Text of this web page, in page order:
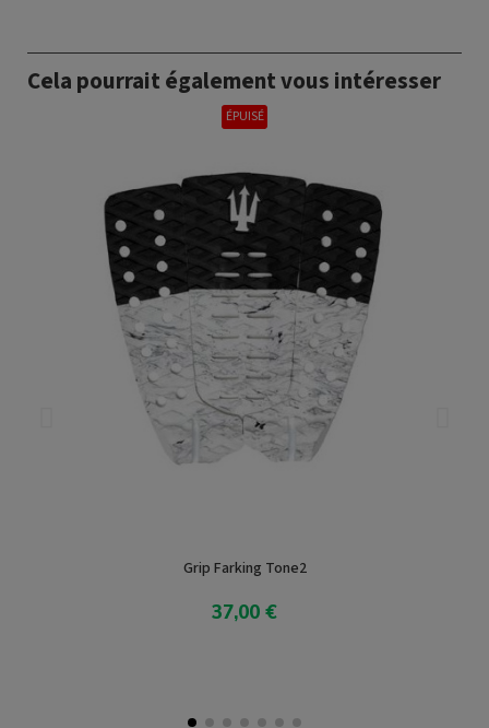
Cela pourrait également vous intéresser
ÉPUISÉ
Grip Farking Tone2
37,00 €
Ajoute Au Panier